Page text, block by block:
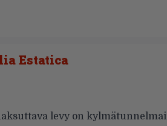
Estatica
levy on